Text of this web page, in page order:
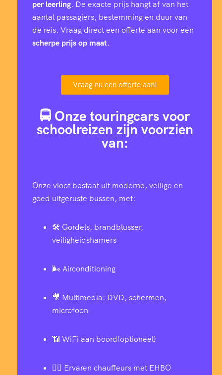
per leerling. De exacte prijs hangt af van het
aantal passagiers, bestemming en duur van
de reis. Vraag direct een offerte aan voor een
scherpe prijs op maat.
Vraag nu een offerte aan!
🚍 Onze touringcars voor
schoolreizen zijn voorzien
van:
Onze vloot bestaat uit moderne, veilige en
goed uitgeruste bussen, met:
🛠️ Gordels, brandblusser,
veiligheidshamers
🌬️ Airconditioning
🎥 Multimedia: DVD, schermen,
microfoon
📶 WiFi aan boord(optioneel)
👨‍✈️ Ervaren chauffeurs met EHBO